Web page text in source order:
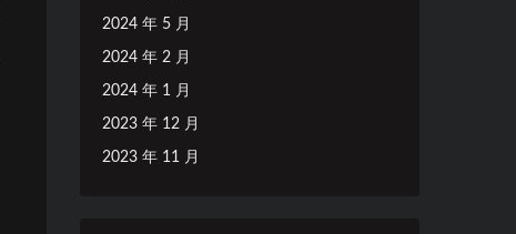
2024 年 5 月
2024 年 2 月
2024 年 1 月
2023 年 12 月
2023 年 11 月